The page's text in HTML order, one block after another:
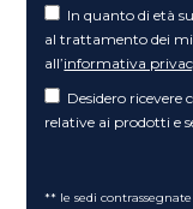
In quanto di età
al trattamento dei
all’informativa
Desidero
relative ai prodotti e
** le sedi